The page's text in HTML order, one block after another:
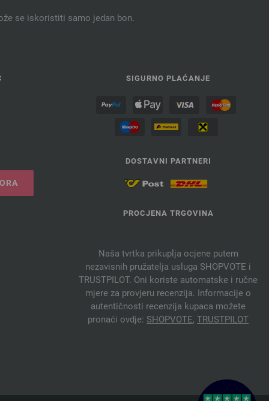
se iskoristiti samo jedan bon.
SIGURNO PLAĆANJE
DOSTAVNI PARTNERI
PROCJENA TRGOVINA
Naša tvrtka prikuplja ocjene putem
nezavisnih pružatelja usluga SHOPVOTE i
TRUSTPILOT. Oni koriste automatske i ručne
mjere za provjeru recenzija. Informacije o
autentičnosti recenzija kupaca možete
pronaći ovdje: SHOPVOTE, TRUSTPILOT